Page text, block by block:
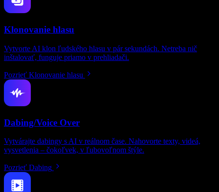
Klonovanie hlasu
Vytvorte AI klon ľudského hlasu v pár sekundách. Netreba nič
inštalovať, funguje priamo v prehliadači.
Pozrieť Klonovanie hlasu
Dabing/Voice Over
Vytvárajte dabingy s AI v reálnom čase. Nahovorte texty, videá,
vysvetlenia – čokoľvek, v ľubovoľnom štýle.
Pozrieť Dabing